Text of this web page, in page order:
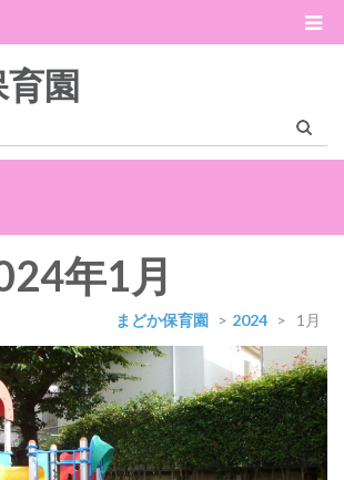
園
年1月
まどか保育園 > 2024 > 1月